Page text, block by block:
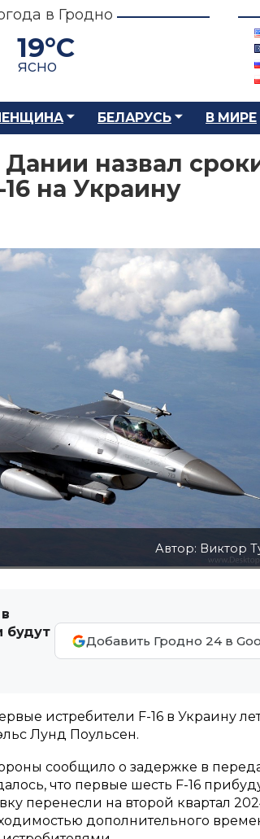
в Гродно
19°C
ясно
БЕЛАРУСЬ В МИРЕ
назвал
на Украину
Автор: Виктор
будут
Добавить Гродно 24 в
истребители F-16 в Украину
Лунд Поульсен.
сообщило о задержке в
что первые шесть F-16
перенесли на второй квартал
дополнительного